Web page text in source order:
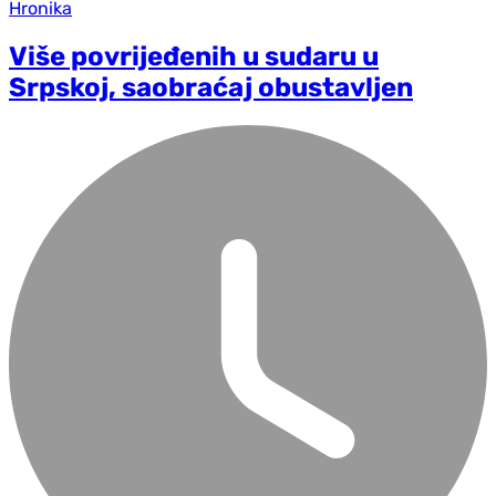
Hronika
Više povrijeđenih u sudaru u
Srpskoj, saobraćaj obustavljen